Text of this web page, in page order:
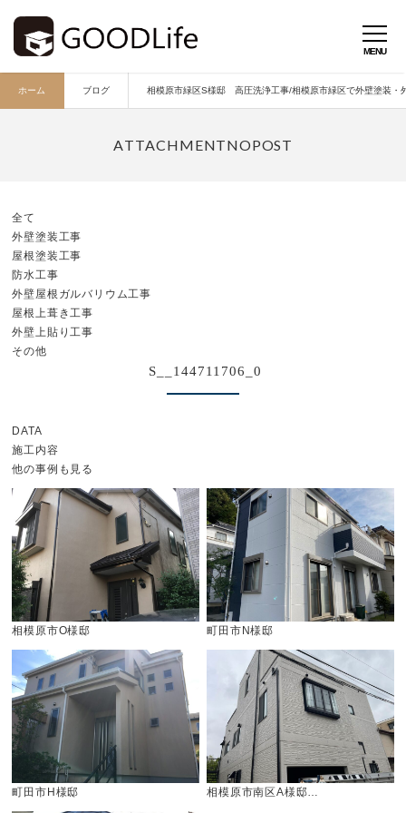
ホーム ブログ 相模原市緑区S様邸 高圧洗浄工事/相模原市緑区で外壁塗装・
全て
外壁塗装工事
屋根塗装工事
防水工事
外壁屋根ガルバリウム工事
屋根上葺き工事
外壁上貼り工事
その他
S__144711706_0
DATA
施工内容
他の事例も見る
相模原市O様邸 町田市N様邸
町田市H様邸 相模原市南区A様邸…